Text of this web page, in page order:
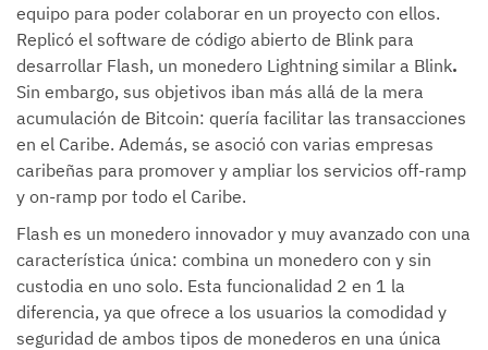
equipo para poder colaborar en un proyecto con ellos.
Replicó el software de código abierto de Blink para
desarrollar Flash, un monedero Lightning similar a Blink.
Sin embargo, sus objetivos iban más allá de la mera
acumulación de Bitcoin: quería facilitar las transacciones
en el Caribe. Además, se asoció con varias empresas
caribeñas para promover y ampliar los servicios off-ramp
y on-ramp por todo el Caribe.
Flash es un monedero innovador y muy avanzado con una
característica única: combina un monedero con y sin
custodia en uno solo. Esta funcionalidad 2 en 1 la
diferencia, ya que ofrece a los usuarios la comodidad y
seguridad de ambos tipos de monederos en una única